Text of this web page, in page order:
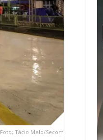
Foto; Tácio Melo/Secom